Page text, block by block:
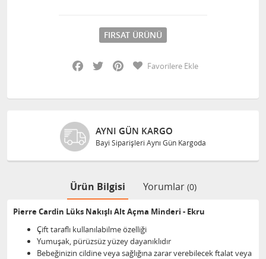
FIRSAT ÜRÜNÜ
Facebook
Twitter PinterestFavorilere Ekle
AYNI GÜN KARGO
Bayi Siparişleri Aynı Gün Kargoda
Ürün Bilgisi Yorumlar (0)
Pierre Cardin Lüks Nakışlı Alt Açma Minderi - Ekru
Çift taraflı kullanılabilme özelliği
Yumuşak, pürüzsüz yüzey dayanıklıdır
Bebeğinizin cildine veya sağlığına zarar verebilecek ftalat veya